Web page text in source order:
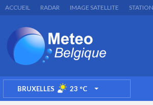
ACCUEIL RADAR IMAGE SATELLITE
BRUXELLES 23 °C TOGGLE